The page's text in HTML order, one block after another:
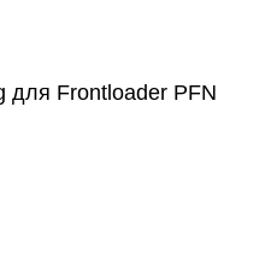
для Frontloader PFN